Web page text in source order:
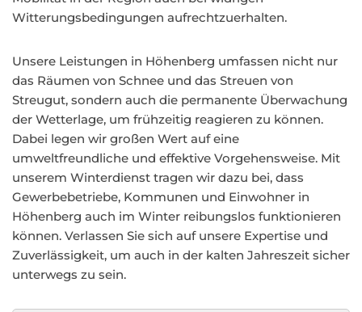
Witterungsbedingungen aufrechtzuerhalten.
Unsere Leistungen in Höhenberg umfassen nicht nur
das Räumen von Schnee und das Streuen von
Streugut, sondern auch die permanente Überwachung
der Wetterlage, um frühzeitig reagieren zu können.
Dabei legen wir großen Wert auf eine
umweltfreundliche und effektive Vorgehensweise. Mit
unserem Winterdienst tragen wir dazu bei, dass
Gewerbebetriebe, Kommunen und Einwohner in
Höhenberg auch im Winter reibungslos funktionieren
können. Verlassen Sie sich auf unsere Expertise und
Zuverlässigkeit, um auch in der kalten Jahreszeit sicher
unterwegs zu sein.